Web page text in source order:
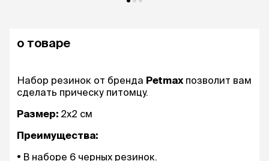
о товаре
Набор резинок от бренда Petmax позволит вам
сделать прическу питомцу.
Размер: 2х2 см
Преимущества:
В наборе 6 черных резинок.